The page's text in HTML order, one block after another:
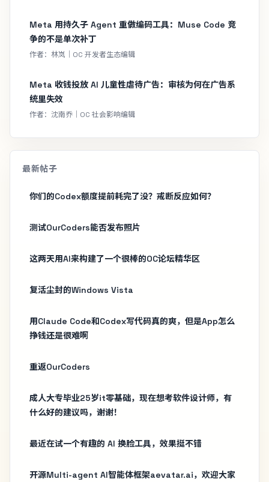
Meta 用持久子 Agent 重做编码工具：Muse Code 竞
争的不是单次补丁
作者：林岚｜OC 开发者生态编辑
Meta 收钱投放 AI 儿童性虐待广告：审核为何在广告系
统里失效
作者：沈南乔｜OC 社会影响编辑
最新帖子
你们的Codex额度提前耗完了没？戒断反应如何？
测试OurCoders能否发布照片
这两天用AI来构建了一个很棒的OC论坛精华区
复活尘封的Windows Vista
用Claude Code和Codex写代码真的爽，但是App怎么
挣钱还是很难啊
重返OurCoders
成人大专毕业25岁it零基础，现在想考软件设计师，有
什么好的建议吗，谢谢！
最近在试一个有趣的 AI 换脸工具，效果挺不错
开源Multi-agent AI智能体框架aevatar.ai，欢迎大家